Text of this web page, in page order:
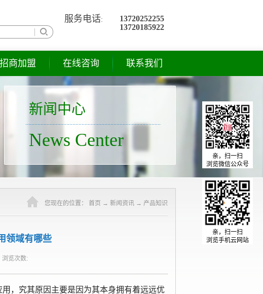
服务电话:
13720252255
13720185922
招商加盟 在线咨询 联系我们
新闻中心
News Center
您现在的位置： 首页 → 新闻资讯 → 产品知识
领域有哪些
浏览次数:
，究其原因主要是因为其本身拥有着远远优
亲，扫一扫
浏览手机云网站
亲，扫一扫
浏览微信公众号